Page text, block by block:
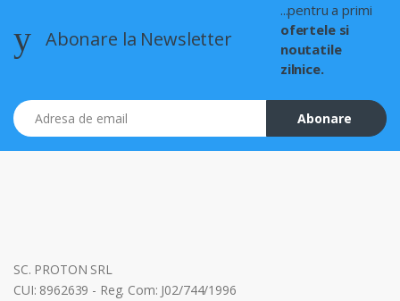
Abonare la Newsletter
...pentru a primi
ofertele si
noutatile
zilnice.
Adresa de email
Abonare
SC. PROTON SRL
CUI: 8962639 - Reg. Com: J02/744/1996